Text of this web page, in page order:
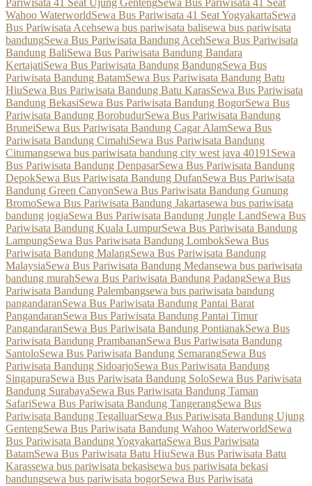
Pariwisata 41 Seat Ujung GentengSewa Bus Pariwisata 41 Seat
Wahoo WaterworldSewa Bus Pariwisata 41 Seat YogyakartaSewa
Bus Pariwisata Acehsewa bus pariwisata balisewa bus pariwisata
bandungSewa Bus Pariwisata Bandung AcehSewa Bus Pariwisata
Bandung BaliSewa Bus Pariwisata Bandung Bandara
KertajatiSewa Bus Pariwisata Bandung BandungSewa Bus
Pariwisata Bandung BatamSewa Bus Pariwisata Bandung Batu
HiuSewa Bus Pariwisata Bandung Batu KarasSewa Bus Pariwisata
Bandung BekasiSewa Bus Pariwisata Bandung BogorSewa Bus
Pariwisata Bandung BorobudurSewa Bus Pariwisata Bandung
BruneiSewa Bus Pariwisata Bandung Cagar AlamSewa Bus
Pariwisata Bandung CimahiSewa Bus Pariwisata Bandung
Citumangsewa bus pariwisata bandung city west java 40191Sewa
Bus Pariwisata Bandung DenpasarSewa Bus Pariwisata Bandung
DepokSewa Bus Pariwisata Bandung DufanSewa Bus Pariwisata
Bandung Green CanyonSewa Bus Pariwisata Bandung Gunung
BromoSewa Bus Pariwisata Bandung Jakartasewa bus pariwisata
bandung jogjaSewa Bus Pariwisata Bandung Jungle LandSewa Bus
Pariwisata Bandung Kuala LumpurSewa Bus Pariwisata Bandung
LampungSewa Bus Pariwisata Bandung LombokSewa Bus
Pariwisata Bandung MalangSewa Bus Pariwisata Bandung
MalaysiaSewa Bus Pariwisata Bandung Medansewa bus pariwisata
bandung murahSewa Bus Pariwisata Bandung PadangSewa Bus
Pariwisata Bandung Palembangsewa bus pariwisata bandung
pangandaranSewa Bus Pariwisata Bandung Pantai Barat
PangandaranSewa Bus Pariwisata Bandung Pantai Timur
PangandaranSewa Bus Pariwisata Bandung PontianakSewa Bus
Pariwisata Bandung PrambananSewa Bus Pariwisata Bandung
SantoloSewa Bus Pariwisata Bandung SemarangSewa Bus
Pariwisata Bandung SidoarjoSewa Bus Pariwisata Bandung
SingapuraSewa Bus Pariwisata Bandung SoloSewa Bus Pariwisata
Bandung SurabayaSewa Bus Pariwisata Bandung Taman
SafariSewa Bus Pariwisata Bandung TangerangSewa Bus
Pariwisata Bandung TegalluarSewa Bus Pariwisata Bandung Ujung
GentengSewa Bus Pariwisata Bandung Wahoo WaterworldSewa
Bus Pariwisata Bandung YogyakartaSewa Bus Pariwisata
BatamSewa Bus Pariwisata Batu HiuSewa Bus Pariwisata Batu
Karassewa bus pariwisata bekasisewa bus pariwisata bekasi
bandungsewa bus pariwisata bogorSewa Bus Pariwisata